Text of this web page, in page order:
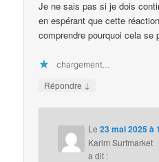
Je ne sais pas si je dois
en espérant que cette
comprendre pourquoi cela se
chargement…
Répondre ↓
Le23 mai 2025 à
Karim Surfmarket
a dit :